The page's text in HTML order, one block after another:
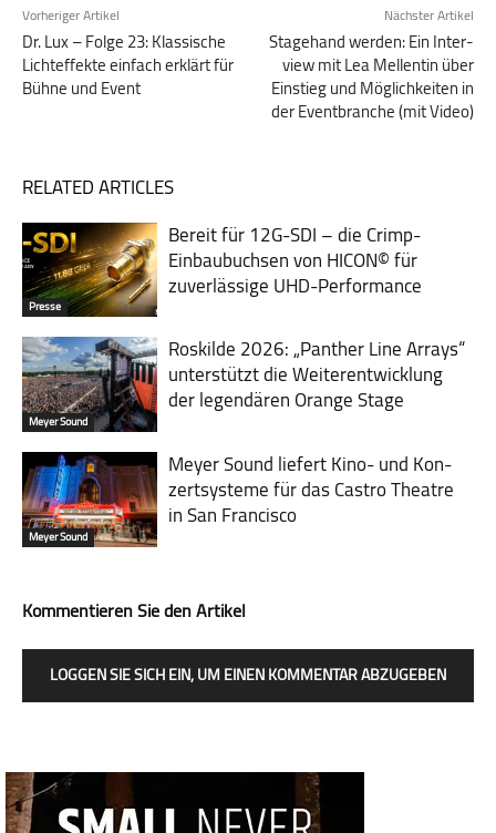
Vorheriger Artikel
Dr. Lux – Folge 23: Klassische
Lichteffekte einfach erklärt für
Bühne und Event
Nächster Artikel
Stagehand werden: Ein Inter­
view mit Lea Mellentin über
Ein­stieg und Mög­lich­keiten in
der Event­branche (mit Video)
RELATED ARTICLES
Presse
Bereit für 12G-SDI – die Crimp-
Einbaubuchsen von HICON© für
zuverlässige UHD-Performance
Meyer Sound
Roskilde 2026: „Panther Line Arrays“
unterstützt die Weiterentwicklung
der legendären Orange Stage
Meyer Sound
Meyer Sound liefert Kino- und Kon­
zert­sys­teme für das Castro Theatre
in San Francisco
Kommentieren Sie den Artikel
LOGGEN SIE SICH EIN, UM EINEN KOMMENTAR ABZUGEBEN